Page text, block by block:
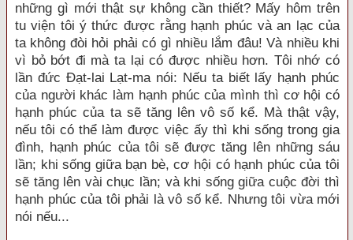
những gì mới thật sự không cần thiết? Mấy hôm trên
tu viện tôi ý thức được rằng hạnh phúc và an lạc của
ta không đòi hỏi phải có gì nhiều lắm đâu! Và nhiều khi
vì bỏ bớt đi mà ta lại có được nhiều hơn. Tôi nhớ có
lần đức Đạt-lai Lạt-ma nói: Nếu ta biết lấy hạnh phúc
của người khác làm hạnh phúc của mình thì cơ hội có
hạnh phúc của ta sẽ tăng lên vô số kể. Mà thật vậy,
nếu tôi có thể làm được việc ấy thì khi sống trong gia
đình, hạnh phúc của tôi sẽ được tăng lên những sáu
lần; khi sống giữa bạn bè, cơ hội có hạnh phúc của tôi
sẽ tăng lên vài chục lần; và khi sống giữa cuộc đời thì
hạnh phúc của tôi phải là vô số kể. Nhưng tôi vừa mới
nói nếu...